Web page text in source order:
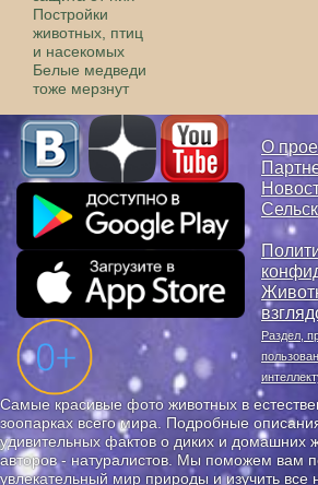
Постройки
животных, птиц
и насекомых
Белые медведи
тоже мерзнут
О
Раздел,
Самые красивые фото животных в
зоопарках всего мира. Подробные
удивительных фактов о диких и домашних
авторов - натуралистов. Мы поможем вам
увлекательный мир природы и изучить все